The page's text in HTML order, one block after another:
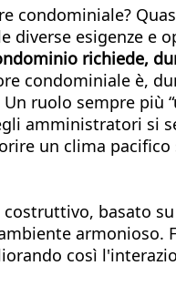
condominiale?
diverse esigenze e
richiede,
condominiale è,
ruolo sempre
amministratori si
un clima
basato
così